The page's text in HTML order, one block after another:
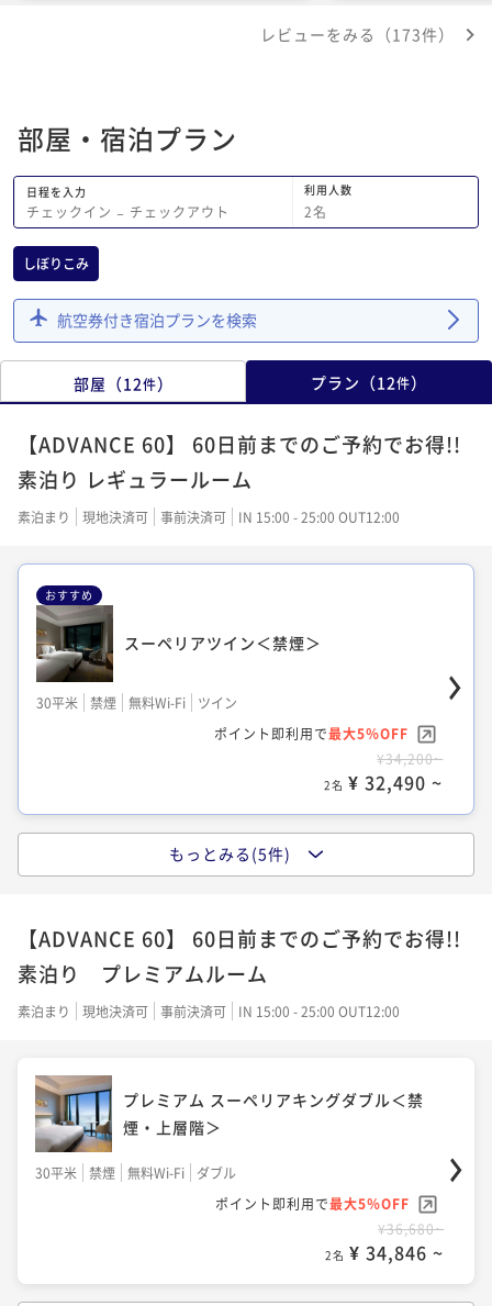
レビューをみる（173件）
部屋・宿泊プラン
日程を入力
チェックイン − チェックアウト
利用人数
2名
しぼりこみ
航空券付き宿泊プランを検索
部屋 （12件） プラン （12件）
【ADVANCE 60】 60日前までのご予約でお得!!
素泊り レギュラールーム
素泊まり 現地決済可 事前決済可 IN 15:00 - 25:00 OUT12:00
おすすめ
スーペリアツイン＜禁煙＞
30平米 禁煙 無料Wi-Fi
ツイン
ポイント即利用で最大5％OFF
¥34,200~
2名 ¥ 32,490 ~
30平米 禁煙 無料Wi-Fi
ダブル
ポイント即利用で
¥34,200~
デラックスツイン＜禁煙＞
ツイン
最大5％OFF
¥38,340~
2名 ¥ 36,423 ~
もっとみる(5件)
【ADVANCE 60】 60日前までのご予約でお得!!
素泊り プレミアムルーム
素泊まり 現地決済可 事前決済可 IN 15:00 - 25:00 OUT12:00
プレミアム スーペリアキングダブル＜禁
煙・上層階＞
30平米 禁煙 無料Wi-Fi
ダブル
ポイント即利用で最大5％OFF
¥36,680~
2名 ¥ 34,846 ~